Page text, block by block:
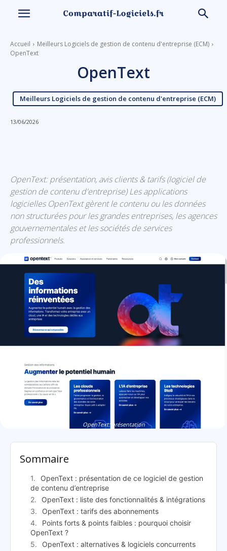
Accueil
Meilleurs Logiciels de gestion de contenu d'entreprise (ECM)
OpenText
OpenText
Meilleurs Logiciels de gestion de contenu d'entreprise (ECM)
13/06/2026
OpenText: présentation, avis clients & tarifs (logiciel de
gestion de contenu d'entreprise) Les applications
logicielles OpenText gèrent le contenu ou les données
non structurées pour les grandes entreprises, les agences
gouvernementales et les sociétés de services
professionnels.
OpenText: présentation
Sommaire
OpenText : présentation de ce logiciel de gestion
de contenu d’entreprise
OpenText : liste des fonctionnalités & intégrations
OpenText : tarifs des abonnements
Points forts & points faibles : pourquoi choisir
OpenText ?
OpenText : alternatives & logiciels concurrents